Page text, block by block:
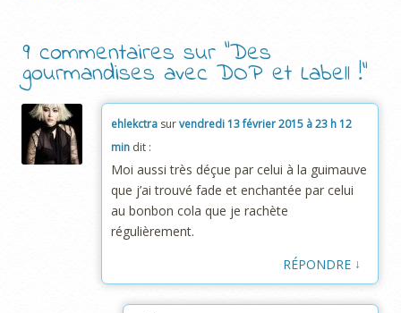
9 commentaires sur “Des
gourmandises avec DOP et Labell !”
ehlekctra survendredi 13 février 2015 à 23 h 12
min dit :
Moi aussi très déçue par celui à la guimauve
que j’ai trouvé fade et enchantée par celui
au bonbon cola que je rachète
régulièrement.
RÉPONDRE ↓